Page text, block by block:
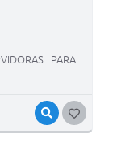
VISUALIZAR
PARA